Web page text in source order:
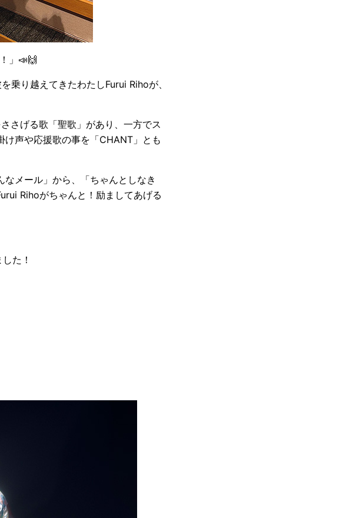
」📣🙌
乗り越えてきたわたしFurui Rihoが、
さげる歌「聖歌」があり、一方でス
声や応援歌の事を「CHANT」とも
メール」から、「ちゃんとしなき
Rihoがちゃんと！励ましてあげる
た！